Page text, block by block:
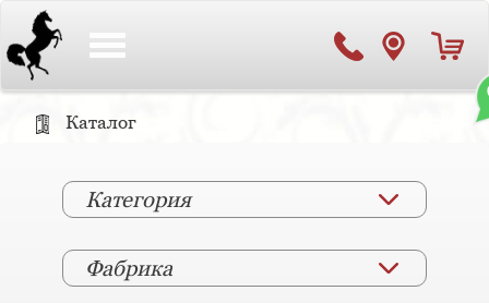
Каталог
Категория
Фабрика